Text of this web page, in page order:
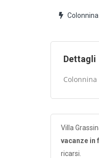
Colonnina
Dettagli
Villa
vacanze in
ricarsi.